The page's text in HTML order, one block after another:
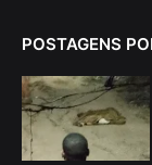
POSTAGENS